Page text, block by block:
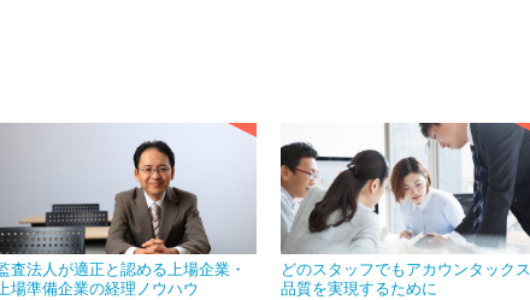
査法人が適正と認める上場企業・
上場準備企業の経理ノウハウ
どのスタッフでもアカウンタックス
品質を実現するために